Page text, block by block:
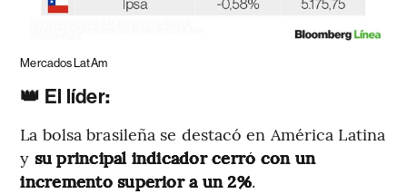
Mercados LatAm
👑 El líder:
La bolsa brasileña se destacó en América Latina
y su principal indicador cerró con un
incremento superior a un 2%.